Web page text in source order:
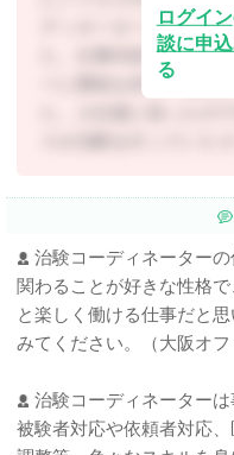
ディネーターという職
た。仕事内容などを調
ーに興味を持ち、挑戦
ログイン
談に申
る
治験コーディネーター
関わることが好きな性格
と楽しく働ける仕事だと
みてください。（大阪オフ
治験コーディネーター
被験者対応や依頼者対応